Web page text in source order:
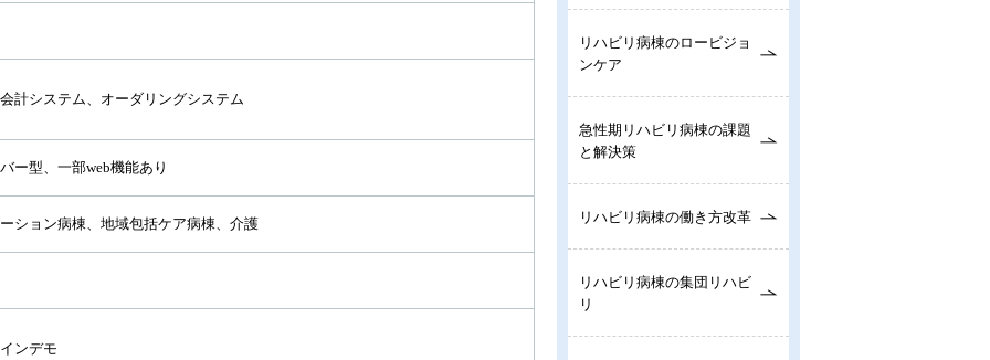
計システム、オーダリングシステム
ー型、一部web機能あり
ション病棟、地域包括ケア病棟、介護
ンデモ
リハビリ病棟のロービジョ
ンケア
急性期リハビリ病棟の課題
と解決策
リハビリ病棟の働き方改革
リハビリ病棟の集団リハビ
リ